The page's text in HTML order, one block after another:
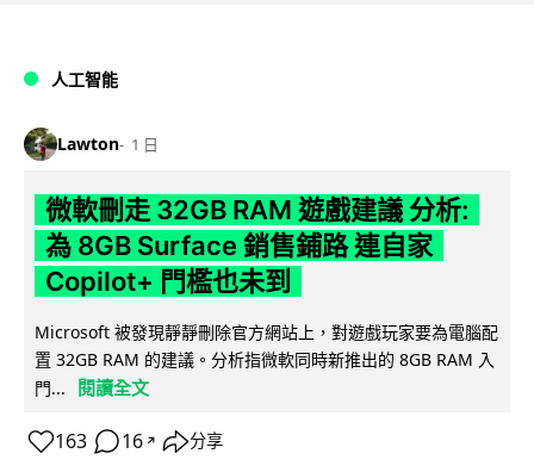
人工智能
Lawton 1 日
微軟刪走 32GB RAM 遊戲建議 分析:
為 8GB Surface 銷售鋪路 連自家
Copilot+ 門檻也未到
Microsoft 被發現靜靜刪除官方網站上，對遊戲玩家要為電腦配
置 32GB RAM 的建議。分析指微軟同時新推出的 8GB RAM 入
門...
閱讀全文
163 16 ↗ 分享